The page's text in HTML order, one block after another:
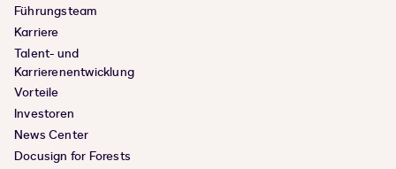
Führungsteam
Karriere
Talent- und
Karrierenentwicklung
Vorteile
Investoren
News Center
Docusign for Forests